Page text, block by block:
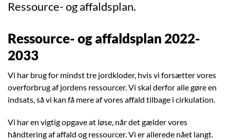
Ressource- og affaldsplan.
Ressource- og affaldsplan 2022-
2033
Vi har brug for mindst tre jordkloder, hvis vi forsætter vores
overforbrug af jordens ressourcer. Vi skal derfor alle gøre en
indsats, så vi kan få mere af vores affald tilbage i cirkulation.
Vi har en vigtig opgave at løse, når det gælder vores
håndtering af affald og ressourcer. Vi er allerede nået langt.